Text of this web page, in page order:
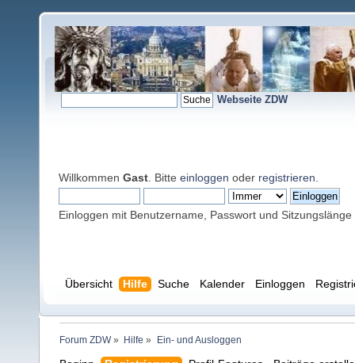
Webseite ZDW
Willkommen Gast . Bitte einloggen oder registrieren
Einloggen mit Benutzername, Passwort und Sitzungslänge
Übersicht Hilfe Suche Kalender Einloggen
Forum ZDW» Hilfe » Ein- und Ausloggen